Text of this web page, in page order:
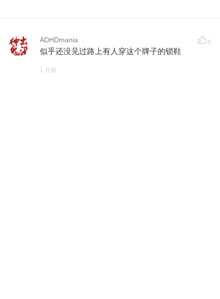
ADHDmania 0
似乎还没见过路上有人穿这个牌子的锁鞋
1 月前